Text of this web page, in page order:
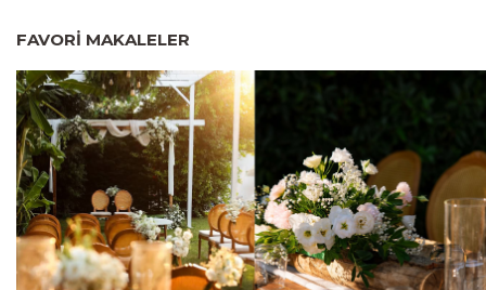
FAVORI MAKALELER